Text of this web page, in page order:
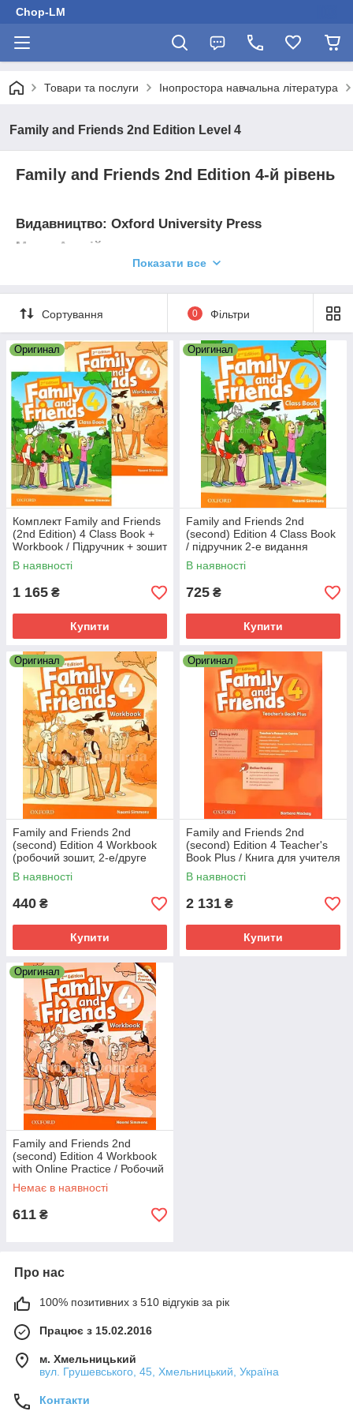
Chop-LM
Товари та послуги Інопростора навчальна література
Family and Friends 2nd Edition Level 4
Family and Friends 2nd Edition 4-й рівень
Видавництво: Oxford University Press
Мова:
Англійська
від 9 до 11 років
Кількість годин:90 -150
Рік видання:2019 р
Автор:Naomi Simmons
A1
Показати все
Сортування 0 Фільтри
Оригинал
Комплект Family and Friends
(2nd Edition) 4 Class Book +
Workbook / Підручник + зошит
з англійської мови
В наявності
1 165 ₴
Купити
Оригинал
Family and Friends 2nd
(second) Edition 4 Class Book
/ підручник 2-е видання
В наявності
725 ₴
Купити
Оригинал
Family and Friends 2nd
(second) Edition 4 Workbook
(робочий зошит, 2-е/друге
видання)
В наявності
440 ₴
Купити
Оригинал
Family and Friends 2nd
(second) Edition 4 Teacher's
Book Plus / Книга для учителя
В наявності
2 131 ₴
Купити
Оригинал
Family and Friends 2nd
(second) Edition 4 Workbook
with Online Practice / Робочий
зошит з практикою
Немає в наявності
611 ₴
Про нас
100% позитивних з 510 відгуків за рік
Працює з 15.02.2016
м. Хмельницький
вул. Грушевського, 45, Хмельницький, Україна
Контакти